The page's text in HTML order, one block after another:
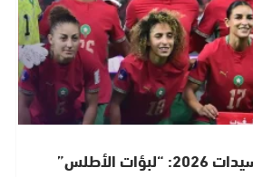
كأس أمم إفريقيا للسيدات 2026: “لبؤات الأطلس”